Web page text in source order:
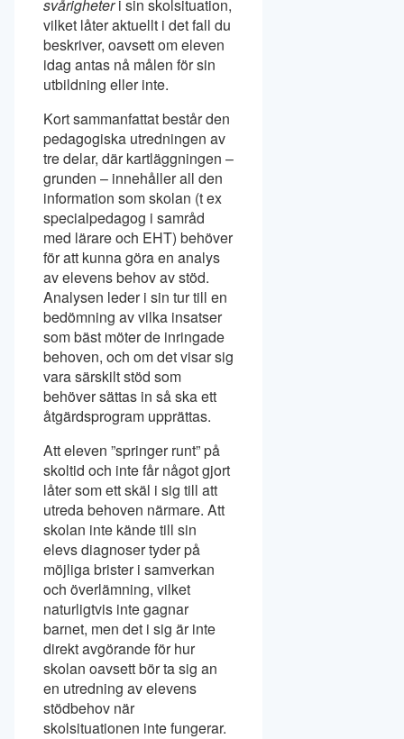
svårigheteri sin skolsituation,
vilket låter aktuellt i det fall du
beskriver, oavsett om eleven
idag antas nå målen för sin
utbildning eller inte.
Kort sammanfattat består den
pedagogiska utredningen av
tre delar, där kartläggningen –
grunden – innehåller all den
information som skolan (t ex
specialpedagog i samråd
med lärare och EHT) behöver
för att kunna göra en analys
av elevens behov av stöd.
Analysen leder i sin tur till en
bedömning av vilka insatser
som bäst möter de inringade
behoven, och om det visar sig
vara särskilt stöd som
behöver sättas in så ska ett
åtgärdsprogram upprättas.
Att eleven ”springer runt” på
skoltid och inte får något gjort
låter som ett skäl i sig till att
utreda behoven närmare. Att
skolan inte kände till sin
elevs diagnoser tyder på
möjliga brister i samverkan
och överlämning, vilket
naturligtvis inte gagnar
barnet, men det i sig är inte
direkt avgörande för hur
skolan oavsett bör ta sig an
en utredning av elevens
stödbehov när
skolsituationen inte fungerar.